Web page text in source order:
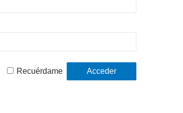
Recuérdame